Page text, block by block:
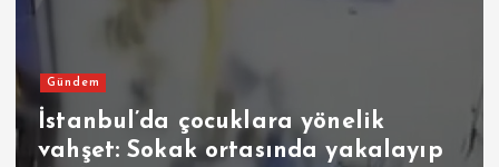
Gündem
İstanbul’da çocuklara yönelik
vahşet: Sokak ortasında yakalayıp